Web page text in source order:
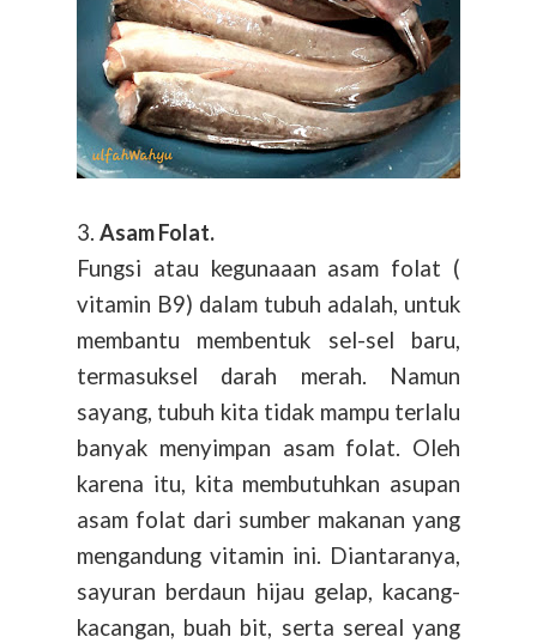
3. Asam Folat.
Fungsi atau kegunaaan asam folat (
vitamin B9) dalam tubuh adalah, untuk
membantu membentuk sel-sel baru,
termasuksel darah merah. Namun
sayang, tubuh kita tidak mampu terlalu
banyak menyimpan asam folat. Oleh
karena itu, kita membutuhkan asupan
asam folat dari sumber makanan yang
mengandung vitamin ini. Diantaranya,
sayuran berdaun hijau gelap, kacang-
kacangan, buah bit, serta sereal yang